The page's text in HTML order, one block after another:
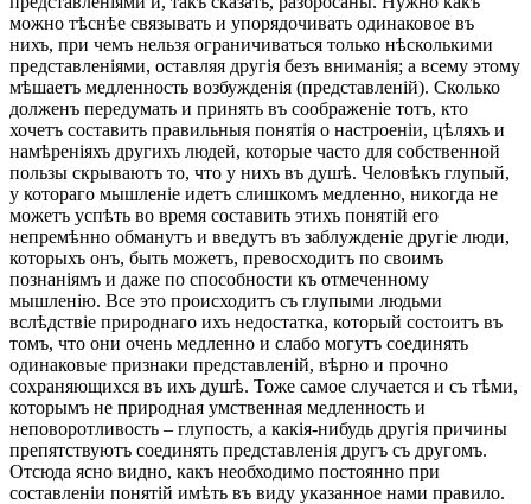
можно тѣснѣе связывать и упорядочивать одинаковое въ
нихъ, при чемъ нельзя ограничиваться только нѣсколькими
представленіями, оставляя другія безъ вниманія; а всему этому
мѣшаетъ медленность возбужденія (представленій). Сколько
долженъ передумать и принять въ соображеніе тотъ, кто
хочетъ составить правильныя понятія о настроеніи, цѣляхъ и
намѣреніяхъ другихъ людей, которые часто для собственной
пользы скрываютъ то, что у нихъ въ душѣ. Человѣкъ глупый,
у котораго мышленіе идетъ слишкомъ медленно, никогда не
можетъ успѣть во время составить этихъ понятій его
непремѣнно обманутъ и введутъ въ заблужденіе другіе люди,
которыхъ онъ, быть можетъ, превосходитъ по своимъ
познаніямъ и даже по способности къ отмеченному
мышленію. Все это происходитъ съ глупыми людьми
вслѣдствіе природнаго ихъ недостатка, который состоитъ въ
томъ, что они очень медленно и слабо могутъ соединять
одинаковые признаки представленій, вѣрно и прочно
сохраняющихся въ ихъ душѣ. Тоже самое случается и съ тѣми,
которымъ не природная умственная медленность и
неповоротливость – глупость, а какія-нибудь другія причины
препятствуютъ соединять представленія другъ съ другомъ.
Отсюда ясно видно, какъ необходимо постоянно при
составленіи понятій имѣть въ виду указанное нами правило.